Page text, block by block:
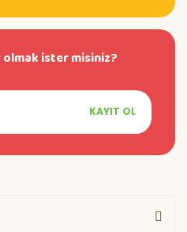
ister misiniz?
KAYIT OL